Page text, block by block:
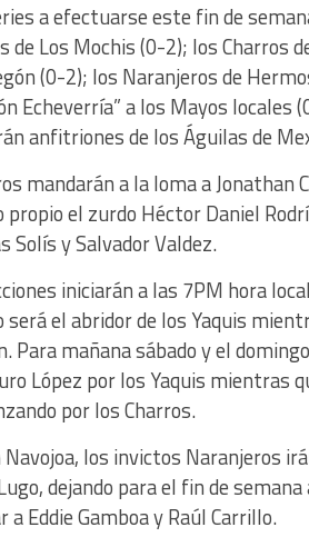
a efectuarse este fin de
de Los Mochis (0-2); los Charros
(0-2); los Naranjeros de
Echeverría” a los Mayos
anfitriones de los Águilas de
mandarán a la loma a
el zurdo Héctor Daniel
Solís y Salvador Valdez.
iniciarán a las 7PM hora
será el abridor de los Yaquis
Para mañana sábado y el
López por los Yaquis mientras
por los Charros.
los invictos Naranjeros
dejando para el fin de semana
a Eddie Gamboa y Raúl Carrillo.